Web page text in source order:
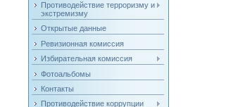
Противодействие терроризму и
экстремизму
Открытые данные
Ревизионная комиссия
Избирательная комиссия
Фотоальбомы
Контакты
Противодействие коррупции